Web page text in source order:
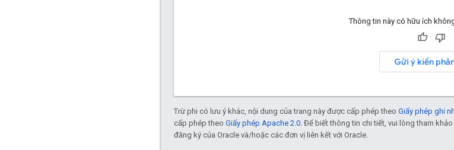
Thông tin này có hữu ích
Gửi ý kiến
Trừ phi có lưu ý khác, nội dung của trang này được cấp phép theo Giấy phép ghi
cấp phép theo Giấy phép Apache 2.0 . Để biết thông tin chi tiết, vui lòng tham khảo
đăng ký của Oracle và/hoặc các đơn vị liên kết với Oracle.